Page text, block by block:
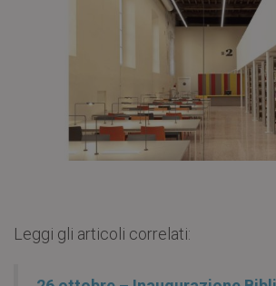
Leggi gli articoli correlati: